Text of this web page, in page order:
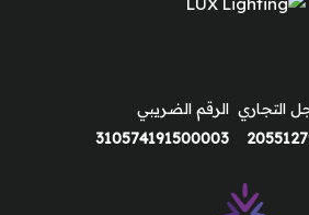
التجاري الرقم الضريبي
310574191500003